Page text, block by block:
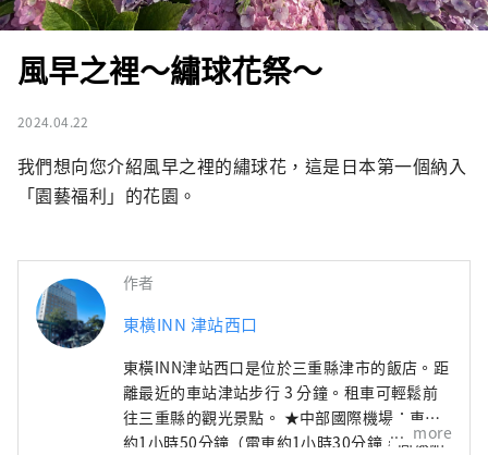
風早之裡～繡球花祭～
2024.04.22
我們想向您介紹風早之裡的繡球花，這是日本第一個納入
「園藝福利」的花園。
作者
東橫INN 津站西口
東橫INN津站西口是位於三重縣津市的飯店。距
離最近的車站津站步行 3 分鐘。租車可輕鬆前
往三重縣的觀光景點。 ★中部國際機場：車程
約1小時50分鐘（電車約1小時30分鐘，高速船
more